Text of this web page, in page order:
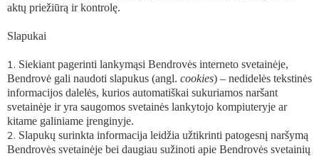
aktų priežiūrą ir kontrolę.
Slapukai
Siekiant pagerinti lankymąsi Bendrovės interneto svetainėje,
Bendrovė gali naudoti slapukus (angl. cookies) – nedidelės tekstinės
informacijos dalelės, kurios automatiškai sukuriamos naršant
svetainėje ir yra saugomos svetainės lankytojo kompiuteryje ar
kitame galiniame įrenginyje.
Slapukų surinkta informacija leidžia užtikrinti patogesnį naršymą
Bendrovės svetainėje bei daugiau sužinoti apie Bendrovės svetainių